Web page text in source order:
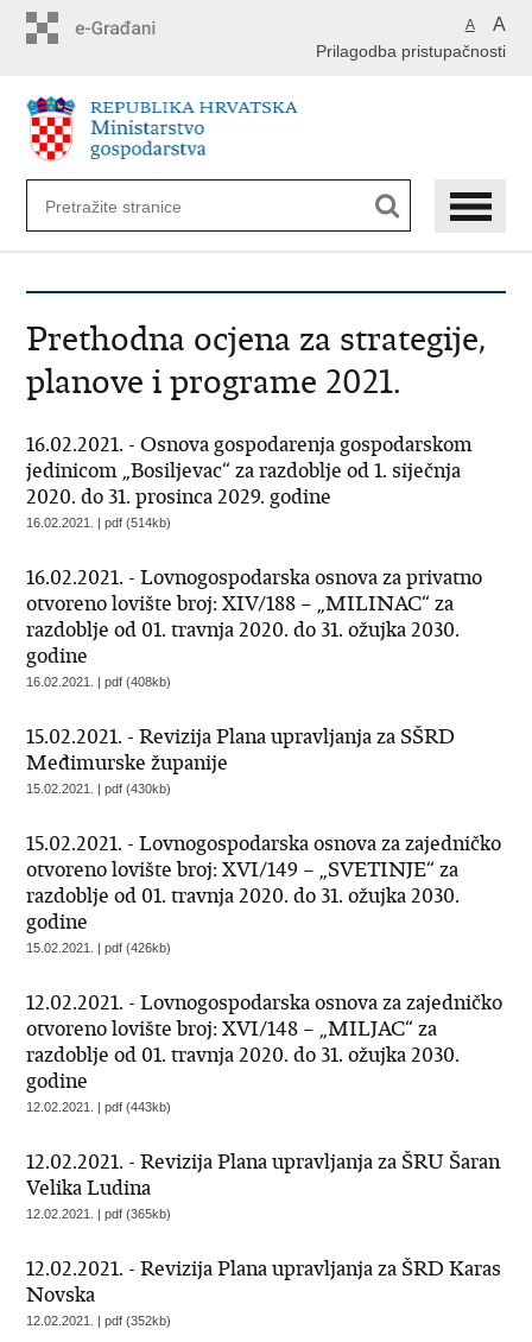
A A
Prilagodba pristupačnosti
Prethodna ocjena za strategije,
planove i programe 2021.
16.02.2021. - Osnova gospodarenja gospodarskom
jedinicom „Bosiljevac“ za razdoblje od 1. siječnja
2020. do 31. prosinca 2029. godine
16.02.2021. | pdf (514kb)
16.02.2021. - Lovnogospodarska osnova za privatno
otvoreno lovište broj: XIV/188 – „MILINAC“ za
razdoblje od 01. travnja 2020. do 31. ožujka 2030.
godine
16.02.2021. | pdf (408kb)
15.02.2021. - Revizija Plana upravljanja za SŠRD
Međimurske županije
15.02.2021. | pdf (430kb)
15.02.2021. - Lovnogospodarska osnova za zajedničko
otvoreno lovište broj: XVI/149 – „SVETINJE“ za
razdoblje od 01. travnja 2020. do 31. ožujka 2030.
godine
15.02.2021. | pdf (426kb)
12.02.2021. - Lovnogospodarska osnova za zajedničko
otvoreno lovište broj: XVI/148 – „MILJAC“ za
razdoblje od 01. travnja 2020. do 31. ožujka 2030.
godine
12.02.2021. | pdf (443kb)
12.02.2021. - Revizija Plana upravljanja za ŠRU Šaran
Velika Ludina
12.02.2021. | pdf (365kb)
12.02.2021. - Revizija Plana upravljanja za ŠRD Karas
Novska
12.02.2021. | pdf (352kb)